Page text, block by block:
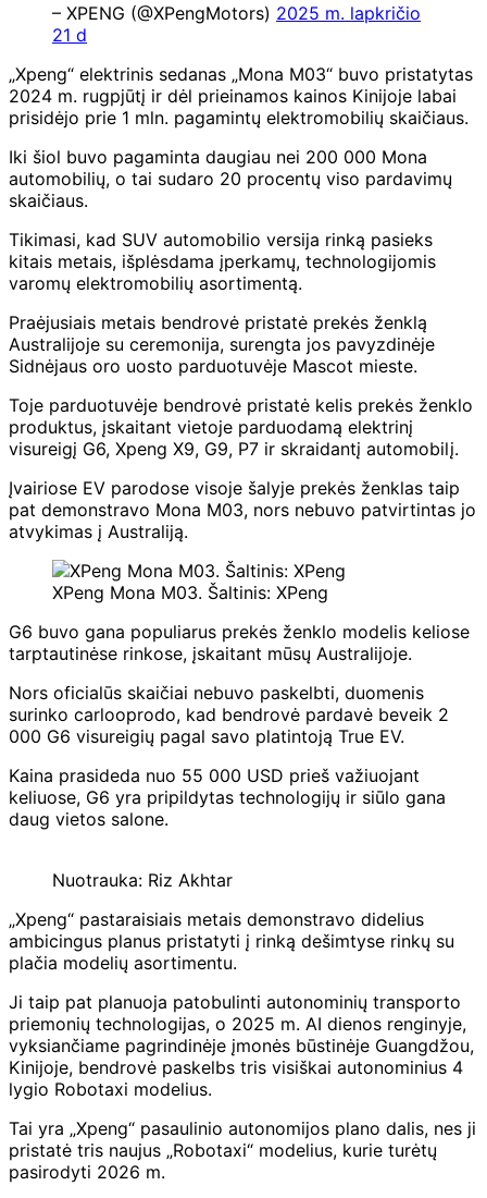
– XPENG (@XPengMotors) 2025 m. lapkričio
21 d
„Xpeng“ elektrinis sedanas „Mona M03“ buvo pristatytas
2024 m. rugpjūtį ir dėl prieinamos kainos Kinijoje labai
prisidėjo prie 1 mln. pagamintų elektromobilių skaičiaus.
Iki šiol buvo pagaminta daugiau nei 200 000 Mona
automobilių, o tai sudaro 20 procentų viso pardavimų
skaičiaus.
Tikimasi, kad SUV automobilio versija rinką pasieks
kitais metais, išplėsdama įperkamų, technologijomis
varomų elektromobilių asortimentą.
Praėjusiais metais bendrovė pristatė prekės ženklą
Australijoje su ceremonija, surengta jos pavyzdinėje
Sidnėjaus oro uosto parduotuvėje Mascot mieste.
Toje parduotuvėje bendrovė pristatė kelis prekės ženklo
produktus, įskaitant vietoje parduodamą elektrinį
visureigį G6, Xpeng X9, G9, P7 ir skraidantį automobilį.
Įvairiose EV parodose visoje šalyje prekės ženklas taip
pat demonstravo Mona M03, nors nebuvo patvirtintas jo
atvykimas į Australiją.
XPeng Mona M03. Šaltinis: XPeng
G6 buvo gana populiarus prekės ženklo modelis keliose
tarptautinėse rinkose, įskaitant mūsų Australijoje.
Nors oficialūs skaičiai nebuvo paskelbti, duomenis
surinko carlooprodo, kad bendrovė pardavė beveik 2
000 G6 visureigių pagal savo platintoją True EV.
Kaina prasideda nuo 55 000 USD prieš važiuojant
keliuose, G6 yra pripildytas technologijų ir siūlo gana
daug vietos salone.
Nuotrauka: Riz Akhtar
„Xpeng“ pastaraisiais metais demonstravo didelius
ambicingus planus pristatyti į rinką dešimtyse rinkų su
plačia modelių asortimentu.
Ji taip pat planuoja patobulinti autonominių transporto
priemonių technologijas, o 2025 m. AI dienos renginyje,
vyksiančiame pagrindinėje įmonės būstinėje Guangdžou,
Kinijoje, bendrovė paskelbs tris visiškai autonominius 4
lygio Robotaxi modelius.
Tai yra „Xpeng“ pasaulinio autonomijos plano dalis, nes ji
pristatė tris naujus „Robotaxi“ modelius, kurie turėtų
pasirodyti 2026 m.